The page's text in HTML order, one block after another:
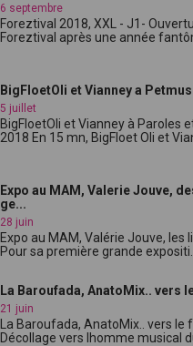
6 septembre
Foreztival 2018, XXL - J1-
Foreztival après une année
BigFloetOli et Vianney a
5 juillet
BigFloetOli et Vianney à Paroles
2018 En 15 mn, BigFloet Oli et
Expo au MAM, Valerie Jouve,
ge...
28 juin
Expo au MAM, Valérie Jouve, les
Pour sa première grande expositi...
La Baroufada, AnatoMix.. vers
21 juin
La Baroufada, AnatoMix.. vers le
Décollage vers lhomme musical